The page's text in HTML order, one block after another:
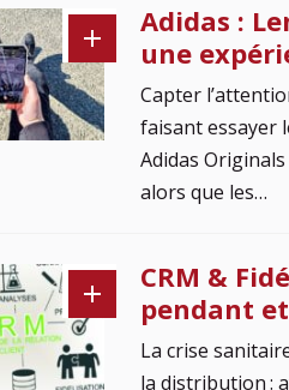
Adidas :
une
Capter
faisant essayer
Adidas
alors que les…
CRM &
pendant
La crise
la distribution :